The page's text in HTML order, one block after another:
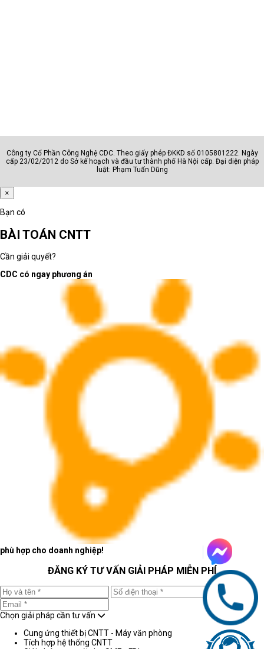
Công ty Cổ Phần Công Nghệ CDC. Theo giấy phép ĐKKD số 0105801222. Ngày
cấp 23/02/2012 do Sở kế hoạch và đầu tư thành phố Hà Nội cấp. Đại diện pháp
luật: Phạm Tuấn Dũng
×
Bạn có
BÀI TOÁN CNTT
Cần giải quyết?
CDC có ngay phương án
phù hợp cho doanh nghiệp!
ĐĂNG KÝ TƯ VẤN GIẢI PHÁP MIỄN PHÍ
Chọn giải pháp cần tư vấn
Cung ứng thiết bị CNTT - Máy văn phòng
Tích hợp hệ thống CNTT